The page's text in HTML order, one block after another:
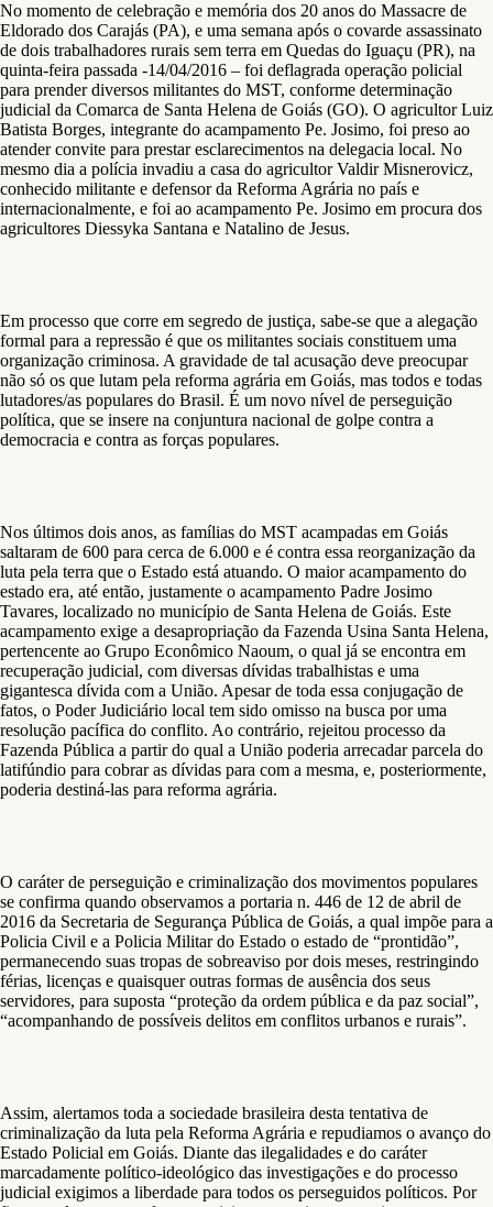
No momento de celebração e memória dos 20 anos do Massacre de
Eldorado dos Carajás (PA), e uma semana após o covarde assassinato
de dois trabalhadores rurais sem terra em Quedas do Iguaçu (PR), na
quinta-feira passada -14/04/2016 – foi deflagrada operação policial
para prender diversos militantes do MST, conforme determinação
judicial da Comarca de Santa Helena de Goiás (GO). O agricultor Luiz
Batista Borges, integrante do acampamento Pe. Josimo, foi preso ao
atender convite para prestar esclarecimentos na delegacia local. No
mesmo dia a polícia invadiu a casa do agricultor Valdir Misnerovicz,
conhecido militante e defensor da Reforma Agrária no país e
internacionalmente, e foi ao acampamento Pe. Josimo em procura dos
agricultores Diessyka Santana e Natalino de Jesus.
Em processo que corre em segredo de justiça, sabe-se que a alegação
formal para a repressão é que os militantes sociais constituem uma
organização criminosa. A gravidade de tal acusação deve preocupar
não só os que lutam pela reforma agrária em Goiás, mas todos e todas
lutadores/as populares do Brasil. É um novo nível de perseguição
política, que se insere na conjuntura nacional de golpe contra a
democracia e contra as forças populares.
Nos últimos dois anos, as famílias do MST acampadas em Goiás
saltaram de 600 para cerca de 6.000 e é contra essa reorganização da
luta pela terra que o Estado está atuando. O maior acampamento do
estado era, até então, justamente o acampamento Padre Josimo
Tavares, localizado no município de Santa Helena de Goiás. Este
acampamento exige a desapropriação da Fazenda Usina Santa Helena,
pertencente ao Grupo Econômico Naoum, o qual já se encontra em
recuperação judicial, com diversas dívidas trabalhistas e uma
gigantesca dívida com a União. Apesar de toda essa conjugação de
fatos, o Poder Judiciário local tem sido omisso na busca por uma
resolução pacífica do conflito. Ao contrário, rejeitou processo da
Fazenda Pública a partir do qual a União poderia arrecadar parcela do
latifúndio para cobrar as dívidas para com a mesma, e, posteriormente,
poderia destiná-las para reforma agrária.
O caráter de perseguição e criminalização dos movimentos populares
se confirma quando observamos a portaria n. 446 de 12 de abril de
2016 da Secretaria de Segurança Pública de Goiás, a qual impõe para a
Policia Civil e a Policia Militar do Estado o estado de “prontidão”,
permanecendo suas tropas de sobreaviso por dois meses, restringindo
férias, licenças e quaisquer outras formas de ausência dos seus
servidores, para suposta “proteção da ordem pública e da paz social”,
“acompanhando de possíveis delitos em conflitos urbanos e rurais”.
Assim, alertamos toda a sociedade brasileira desta tentativa de
criminalização da luta pela Reforma Agrária e repudiamos o avanço do
Estado Policial em Goiás. Diante das ilegalidades e do caráter
marcadamente político-ideológico das investigações e do processo
judicial exigimos a liberdade para todos os perseguidos políticos. Por